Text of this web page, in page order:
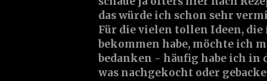
das würde ich schon sehr
Für die vielen tollen Ideen,
bekommen habe, möchte ich
bedanken - häufig habe ich in
was nachgekocht oder